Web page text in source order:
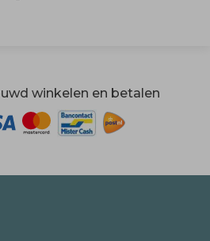
winkelen en betalen